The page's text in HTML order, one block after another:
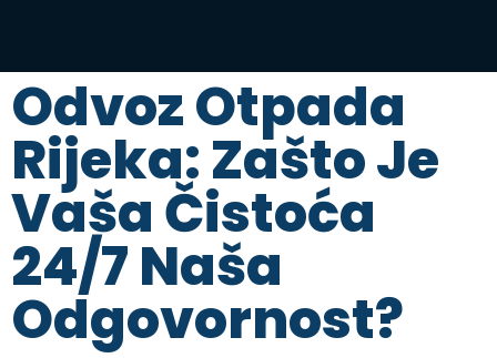
Odvoz Otpada
Rijeka: Zašto Je
Vaša Čistoća
24/7 Naša
Odgovornost?